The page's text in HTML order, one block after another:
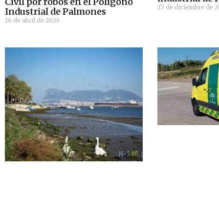
Industrial de Palmones
16 de abril de 2025
27 de diciembre de